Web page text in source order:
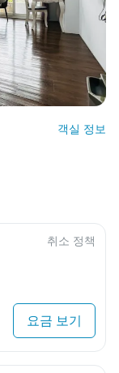
객실 정보
취소 정책
요금 보기